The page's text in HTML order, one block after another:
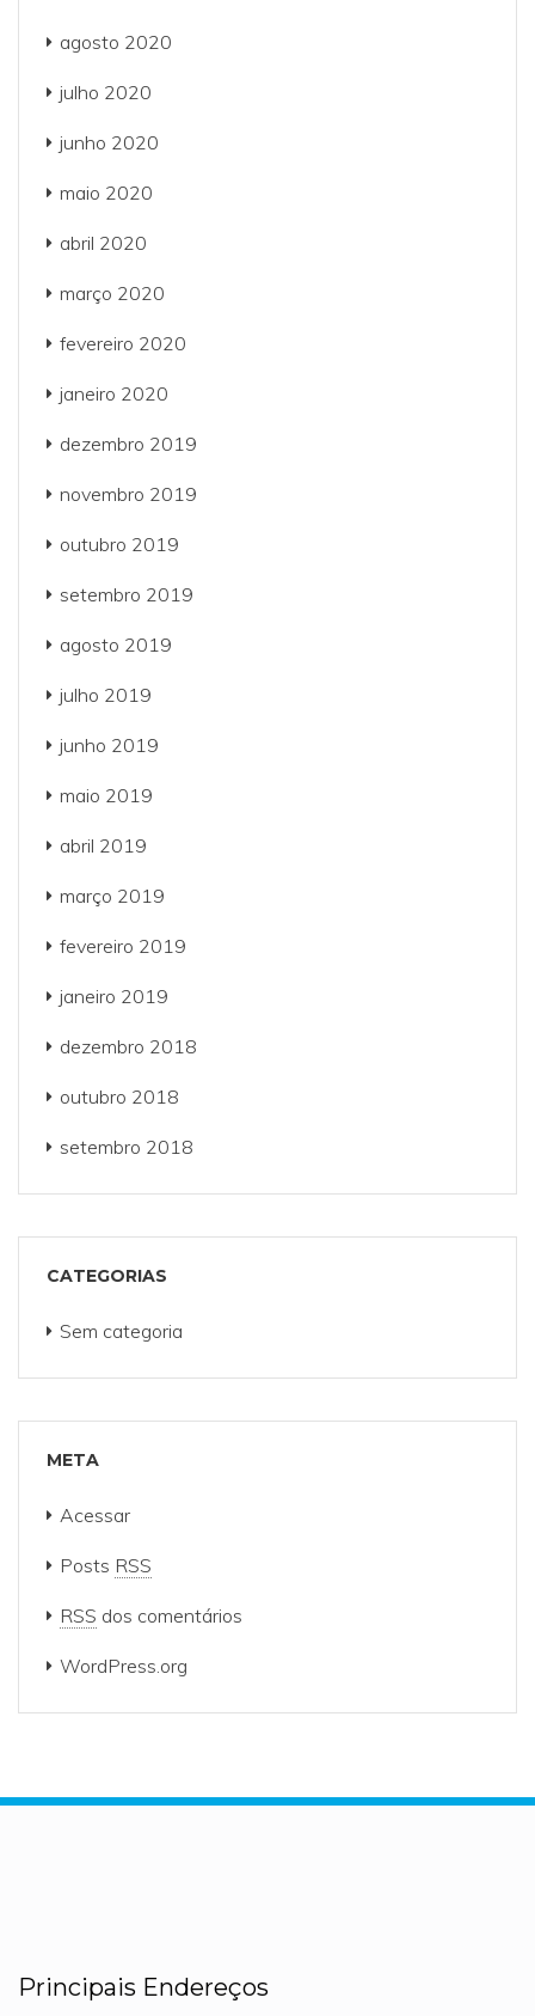
agosto 2020
julho 2020
junho 2020
maio 2020
abril 2020
março 2020
fevereiro 2020
janeiro 2020
dezembro 2019
novembro 2019
outubro 2019
setembro 2019
agosto 2019
julho 2019
junho 2019
maio 2019
abril 2019
março 2019
fevereiro 2019
janeiro 2019
dezembro 2018
outubro 2018
setembro 2018
CATEGORIAS
Sem categoria
META
Acessar
Posts RSS
RSS dos comentários
WordPress.org
Principais Endereços